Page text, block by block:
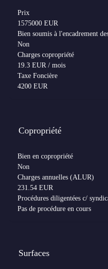
Prix
1575000 EUR
Bien soumis à l'encadrement
Non
Charges copropriété
19.3 EUR / mois
Taxe Foncière
4200 EUR
Copropriété
Bien en copropriété
Non
Charges annuelles (ALUR)
231.54 EUR
Procédures diligentées c/
Pas de procédure en cours
Surfaces